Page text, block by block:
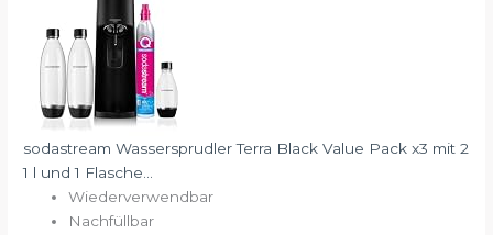
sodastream Wassersprudler Terra Black Value Pack x3 mit 2
1 l und 1 Flasche...
Wiederverwendbar
Nachfüllbar